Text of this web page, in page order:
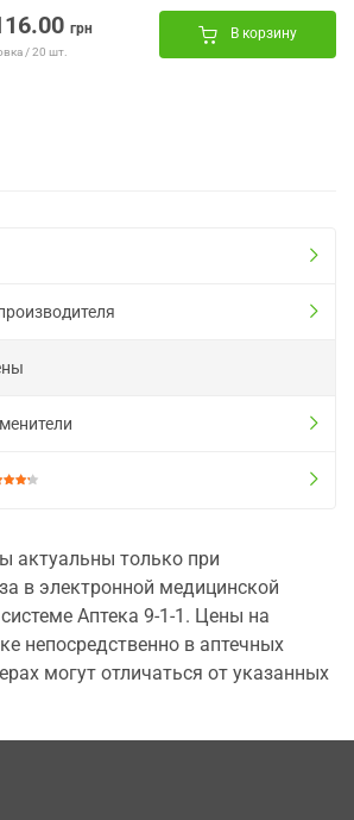
грн
/ 20 шт.
В корзину
актуальны только при
в электронной медицинской
Аптека 9-1-1. Цены на
непосредственно в аптечных
могут отличаться от указанных